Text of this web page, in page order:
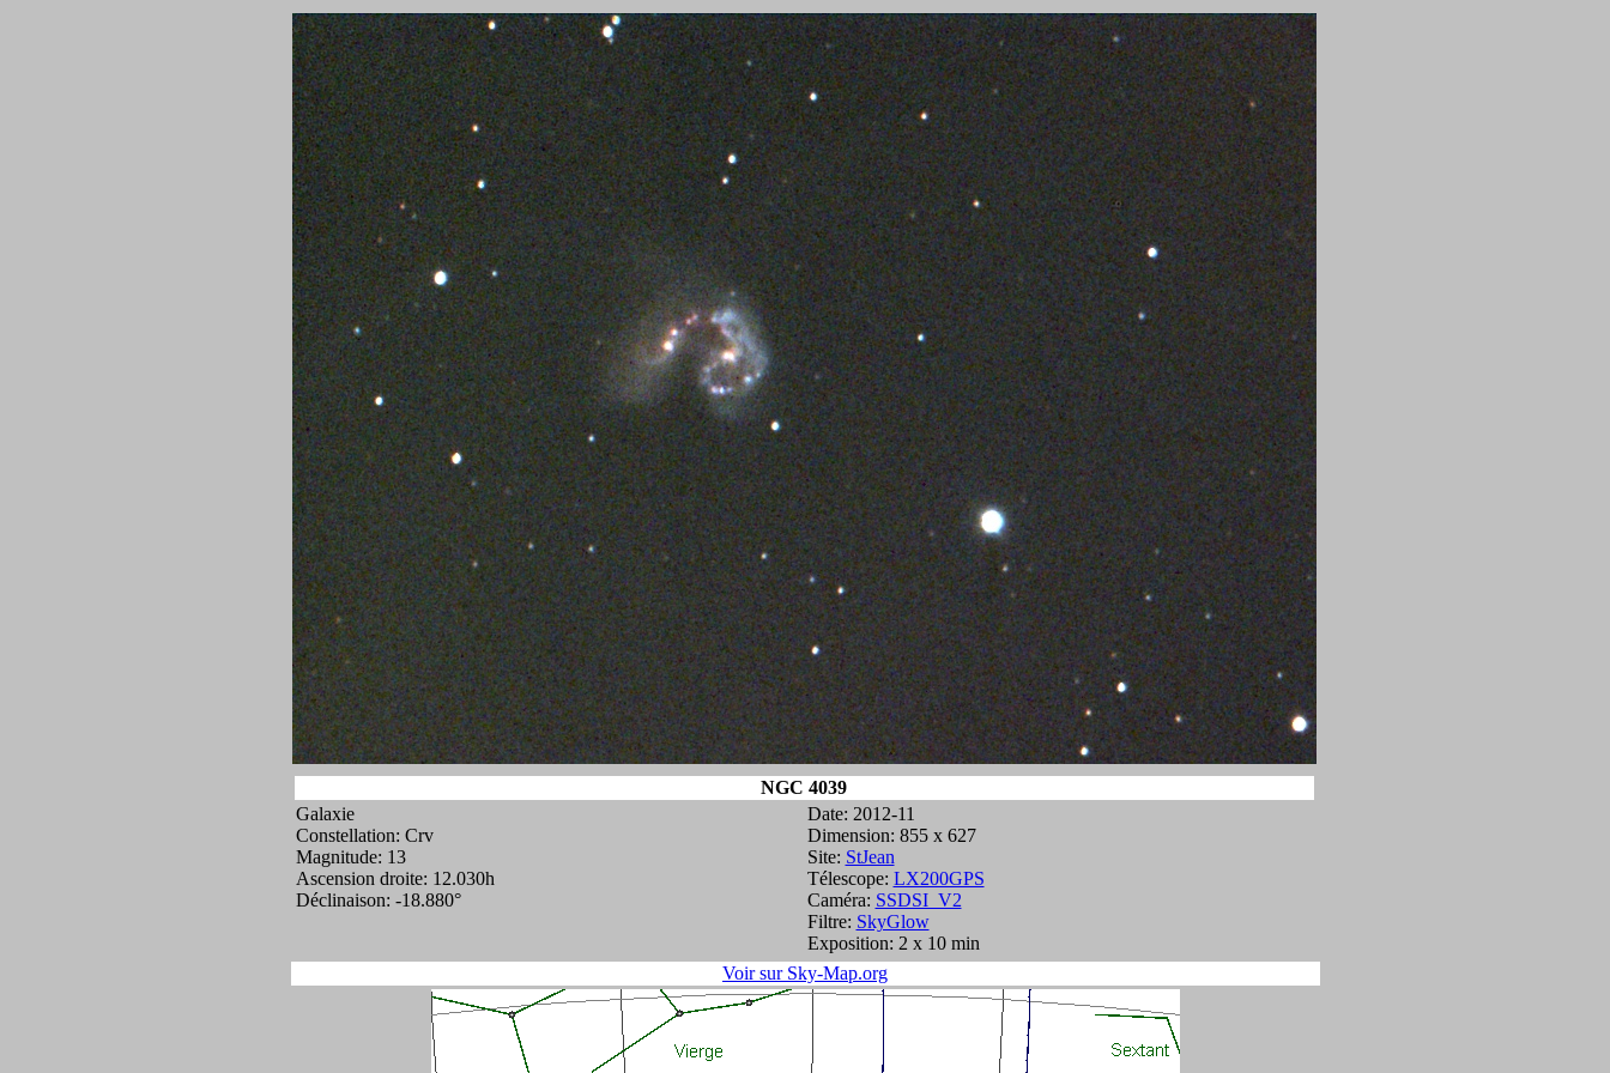
NGC 4039
Galaxie
Constellation: Crv
Magnitude: 13
Ascension droite: 12.030h
Déclinaison: -18.880°
Date: 2012-11
Dimension: 855 x 627
Site: StJean
Télescope: LX200GPS
Caméra: SSDSI_V2
Filtre: SkyGlow
Exposition: 2 x 10 min
Voir sur Sky-Map.org